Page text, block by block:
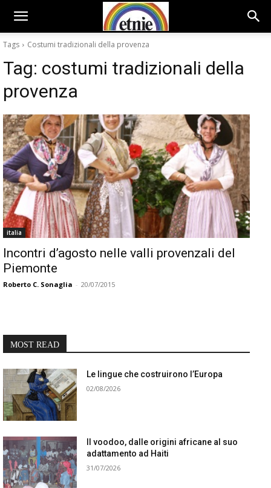
Tags Costumi tradizionali della provenza
Tag: costumi tradizionali della
provenza
italia
Incontri d’agosto nelle valli provenzali del
Piemonte
Roberto C. Sonaglia - 20/07/2015
MOST READ
Le lingue che costruirono l’Europa
02/08/2026
Il voodoo, dalle origini africane al suo
adattamento ad Haiti
31/07/2026